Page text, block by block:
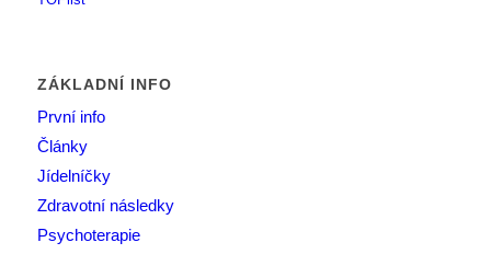
ZÁKLADNÍ INFO
První info
Články
Jídelníčky
Zdravotní následky
Psychoterapie